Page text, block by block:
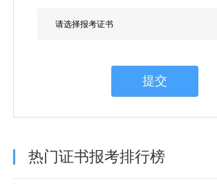
提交
热门证书报考排行榜